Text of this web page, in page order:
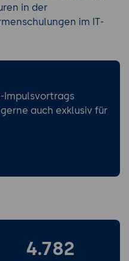
in der
im IT-
Impulsvortrags
auch exklusiv für
4.782